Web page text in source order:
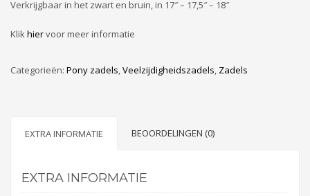
Verkrijgbaar in het zwart en bruin, in 17″ – 17,5″ – 18″
Klikhiervoor meer informatie
Categorieën: Pony zadels,Veelzijdigheidszadels, Zadels
EXTRA INFORMATIE BEOORDELINGEN (0)
EXTRA INFORMATIE